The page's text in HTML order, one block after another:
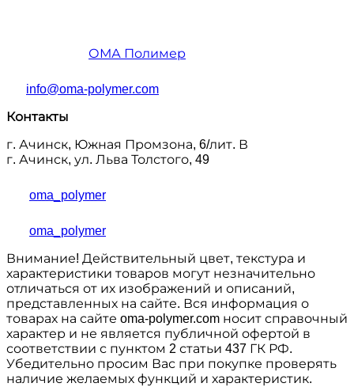
ОМА Полимер
info@oma-polymer.com
Контакты
г. Ачинск, Южная Промзона, 6/лит. В
г. Ачинск, ул. Льва Толстого, 49
oma_polymer
oma_polymer
Внимание! Действительный цвет, текстура и
характеристики товаров могут незначительно
отличаться от их изображений и описаний,
представленных на сайте. Вся информация о
товарах на сайте oma-polymer.com носит справочный
характер и не является публичной офертой в
соответствии с пунктом 2 статьи 437 ГК РФ.
Убедительно просим Вас при покупке проверять
наличие желаемых функций и характеристик.